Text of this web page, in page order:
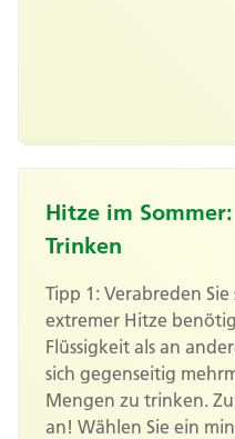
Hitze im
Trinken
Tipp 1: Verabreden
extremer Hitze
Flüssigkeit als an
sich gegenseitig
Mengen zu trinken.
an! Wählen Sie ein